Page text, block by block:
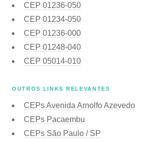
CEP 01236-050
CEP 01234-050
CEP 01236-000
CEP 01248-040
CEP 05014-010
OUTROS LINKS RELEVANTES
CEPs Avenida Arnolfo Azevedo
CEPs Pacaembu
CEPs São Paulo / SP